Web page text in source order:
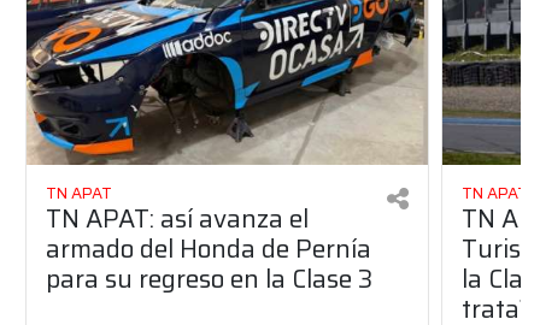
TN APAT
TN APAT: así avanza el
armado del Honda de Pernía
para su regreso en la Clase 3
TN APAT
TN
la
trata?